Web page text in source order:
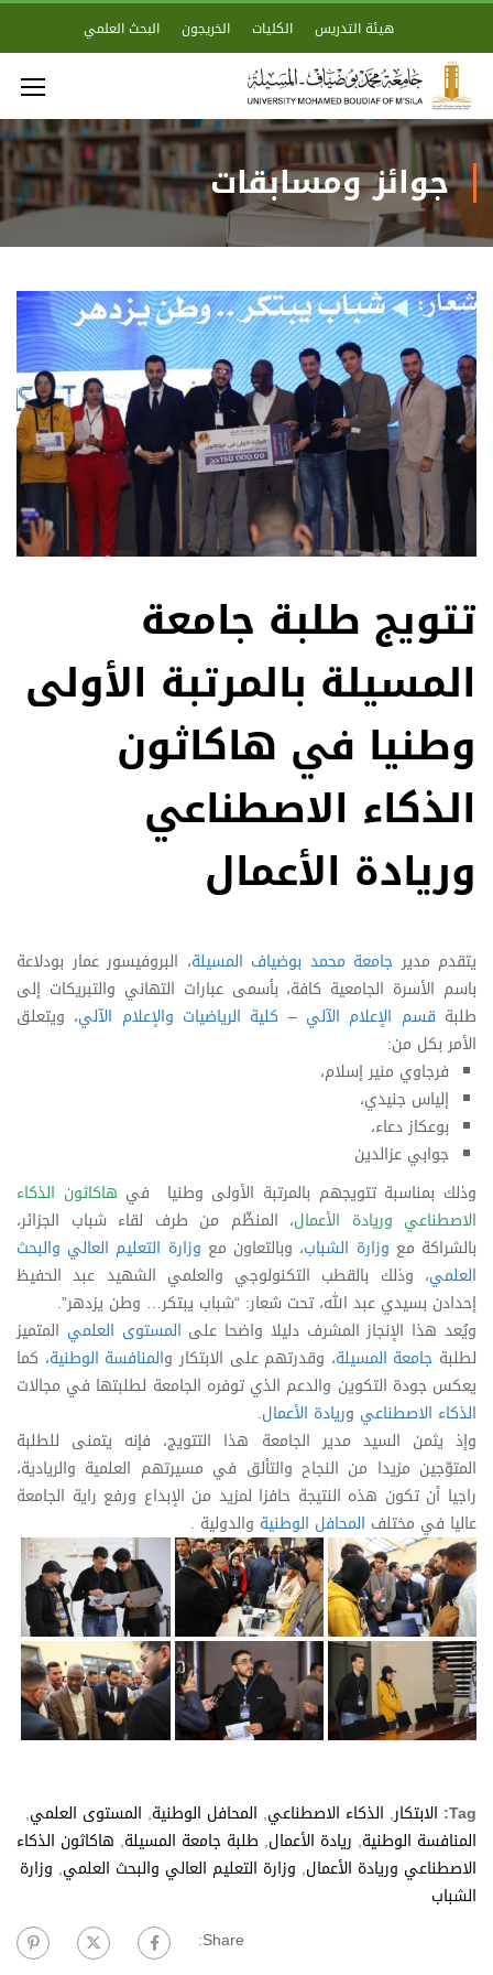
هيئة التدريس الكليات الخريجون البحث العلمي
جوائز ومسابقات
تتويج طلبة جامعة
المسيلة بالمرتبة الأولى
وطنيا في هاكاثون
الذكاء الاصطناعي
وريادة الأعمال
يتقدم مدير جامعة محمد بوضياف المسيلة، البروفيسور عمار بودلاعة
باسم الأسرة الجامعية كافة، بأسمى عبارات التهاني والتبريكات إلى
طلبة قسم الإعلام الآلي – كلية الرياضيات والإعلام الآلي، ويتعلق
الأمر بكل من:
فرجاوي منير إسلام،
إلياس جنيدي،
بوعكاز دعاء،
جوابي عزالدين
وذلك بمناسبة تتويجهم بالمرتبة الأولى وطنيا في هاكاثون الذكاء
الاصطناعي وريادة الأعمال، المنظّم من طرف لقاء شباب الجزائر،
بالشراكة مع وزارة الشباب، وبالتعاون مع وزارة التعليم العالي والبحث
العلمي، وذلك بالقطب التكنولوجي والعلمي الشهيد عبد الحفيظ
إحدادن بسيدي عبد الله، تحت شعار: “شباب يبتكر… وطن يزدهر”.
ويُعد هذا الإنجاز المشرف دليلا واضحا على المستوى العلمي المتميز
لطلبة جامعة المسيلة، وقدرتهم على الابتكار والمنافسة الوطنية، كما
يعكس جودة التكوين والدعم الذي توفره الجامعة لطلبتها في مجالات
الذكاء الاصطناعي وريادة الأعمال.
وإذ يثمن السيد مدير الجامعة هذا التتويج، فإنه يتمنى للطلبة
المتوّجين مزيدا من النجاح والتألق في مسيرتهم العلمية والريادية،
راجيا أن تكون هذه النتيجة حافزا لمزيد من الإبداع ورفع راية الجامعة
عاليا في مختلف المحافل الوطنية والدولية .
Tag: الابتكار, الذكاء الاصطناعي, المحافل الوطنية, المستوى العلمي,
المنافسة الوطنية, ريادة الأعمال, طلبة جامعة المسيلة, هاكاثون الذكاء
الاصطناعي وريادة الأعمال, وزارة التعليم العالي والبحث العلمي, وزارة
الشباب
Share: